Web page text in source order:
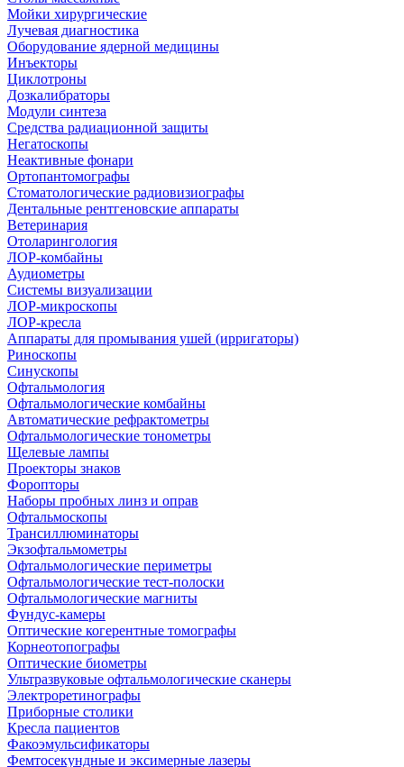
Мойки хирургические
Лучевая диагностика
Оборудование ядерной медицины
Инъекторы
Циклотроны
Дозкалибраторы
Модули синтеза
Средства радиационной защиты
Негатоскопы
Неактивные фонари
Ортопантомографы
Стоматологические радиовизиографы
Дентальные рентгеновские аппараты
Ветеринария
Отоларингология
ЛОР-комбайны
Аудиометры
Системы визуализации
ЛОР-микроскопы
ЛОР-кресла
Аппараты для промывания ушей (ирригаторы)
Риноскопы
Синускопы
Офтальмология
Офтальмологические комбайны
Автоматические рефрактометры
Офтальмологические тонометры
Щелевые лампы
Проекторы знаков
Форопторы
Наборы пробных линз и оправ
Офтальмоскопы
Трансиллюминаторы
Экзофтальмометры
Офтальмологические периметры
Офтальмологические тест-полоски
Офтальмологические магниты
Фундус-камеры
Оптические когерентные томографы
Корнеотопографы
Оптические биометры
Ультразвуковые офтальмологические сканеры
Электроретинографы
Приборные столики
Кресла пациентов
Факоэмульсификаторы
Фемтосекундные и эксимерные лазеры